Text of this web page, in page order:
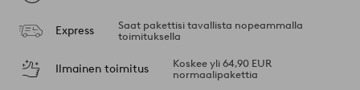
Express
Saat pakettisi tavallista nopeammalla
toimituksella
Ilmainen toimitus
Koskee yli 64,90 EUR
normaalipakettia